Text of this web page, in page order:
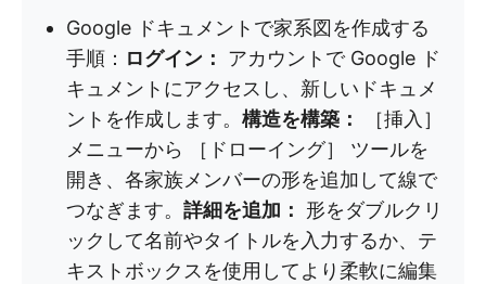
Google ドキュメントで家系図を作成する
手順： ログイン：
アカウントで Google ド
キュメントにアクセスし、新しいドキュメ
ントを作成します。 構造を構築：
［挿入］
メニューから ［ドローイング］ ツールを
開き、各家族メンバーの形を追加して線で
つなぎます。 詳細を追加：
形をダブルクリ
ックして名前やタイトルを入力するか、テ
キストボックスを使用してより柔軟に編集